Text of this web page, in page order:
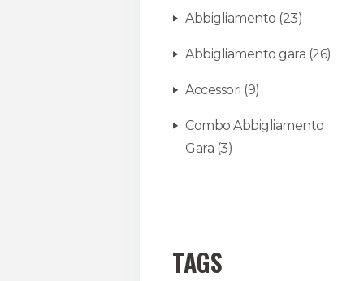
Abbigliamento (23)
Abbigliamento gara (26)
Accessori (9)
Combo Abbigliamento
Gara (3)
TAGS